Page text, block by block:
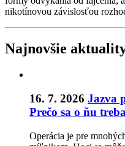
nikotínovou závislosťou
Najnovšie
16. 7. 2026 Jazva
Prečo sa o ňu
Operácia je pre